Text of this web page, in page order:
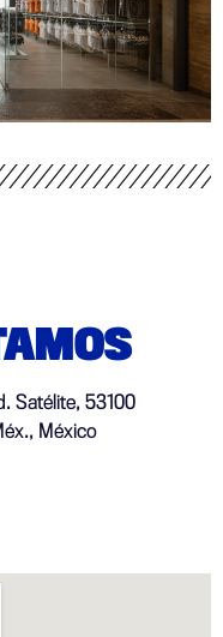
Satélite, 53100
México